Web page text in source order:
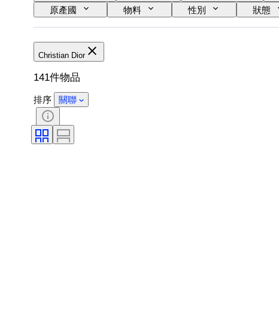
原產國
物料 性別 狀態
鞋尺寸
Christian Dior
141件物品
排序 關聯